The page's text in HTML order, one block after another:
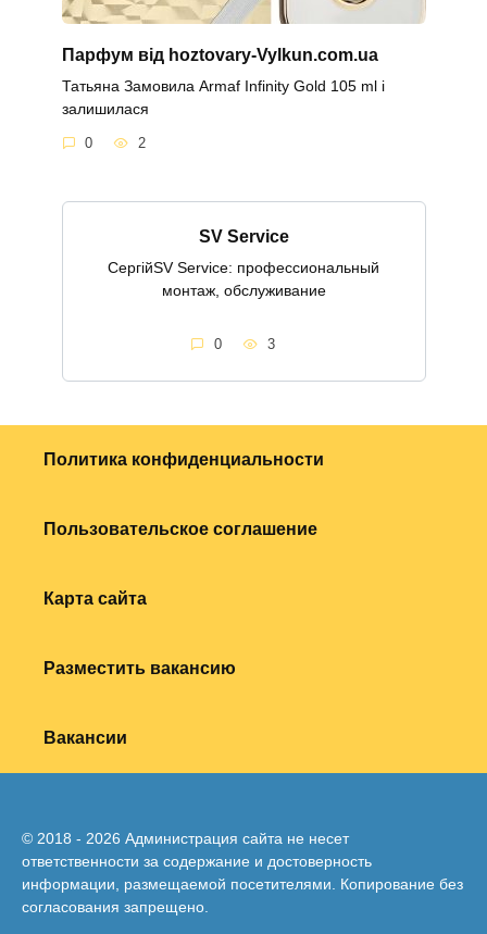
Парфум від hoztovary-Vylkun.com.ua
Татьяна Замовила Armaf Infinity Gold 105 ml і
залишилася
0 2
SV Service
СергійSV Service: профессиональный
монтаж, обслуживание
0 3
Политика конфиденциальности
Пользовательское соглашение
Карта сайта
Разместить вакансию
Вакансии
© 2018 - 2026 Администрация сайта не несет
ответственности за содержание и достоверность
информации, размещаемой посетителями. Копирование без
согласования запрещено.